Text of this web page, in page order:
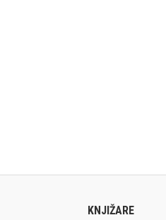
KNJIŽARE